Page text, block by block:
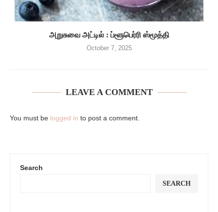
அறுசுவை அட்டில் : ப்ளூபெர்ரி ஸ்மூத்தி
October 7, 2025
LEAVE A COMMENT
You must be logged in to post a comment.
Search
SEARCH